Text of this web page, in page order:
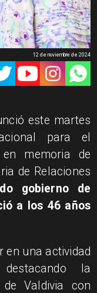
12 de noviembre de 2024
este martes
para el
memoria de
de Relaciones
gobierno de
a los 46 años
en una actividad
la
Valdivia con